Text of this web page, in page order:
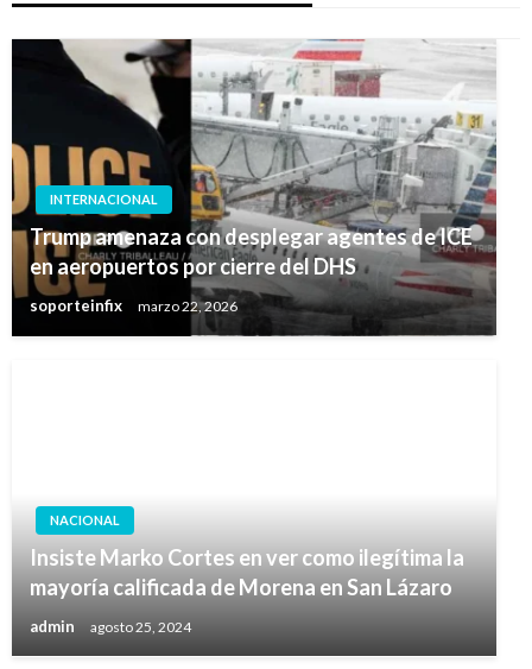
INTERNACIONAL
Trump amenaza con desplegar agentes de ICE
en aeropuertos por cierre del DHS
soporteinfix marzo 22, 2026
NACIONAL
Insiste Marko Cortes en ver como ilegítima la
mayoría calificada de Morena en San Lázaro
admin agosto 25, 2024